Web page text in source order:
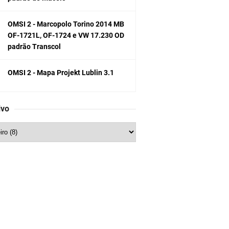
OMSI 2 - Marcopolo Torino 2014 MB
OF-1721L, OF-1724 e VW 17.230 OD
padrão Transcol
OMSI 2 - Mapa Projekt Lublin 3.1